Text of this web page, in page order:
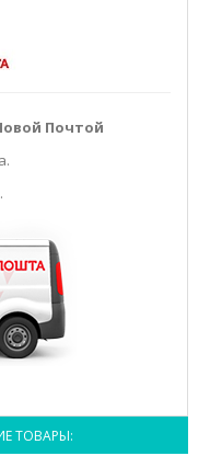
Почтой
ТОВАРЫ: